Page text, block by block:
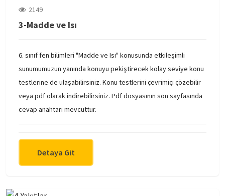
2149
3-Madde ve Isı
6. sınıf fen bilimleri "Madde ve Isı" konusunda etkileşimli
sunumumuzun yanında konuyu pekiştirecek kolay seviye konu
testlerine de ulaşabilirsiniz. Konu testlerini çevrimiçi çözebilir
veya pdf olarak indirebilirsiniz. Pdf dosyasının son sayfasında
cevap anahtarı mevcuttur.
Detaya Git